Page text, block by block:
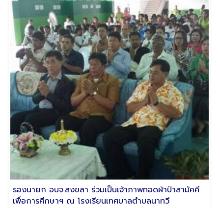
รองนายก อบจ.สงขลา ร่วมเป็นเจ้าภาพทอดผ้าป่าสามัคคี
เพื่อการศึกษาฯ ณ โรงเรียนเทศบาลตำบลนาทวี